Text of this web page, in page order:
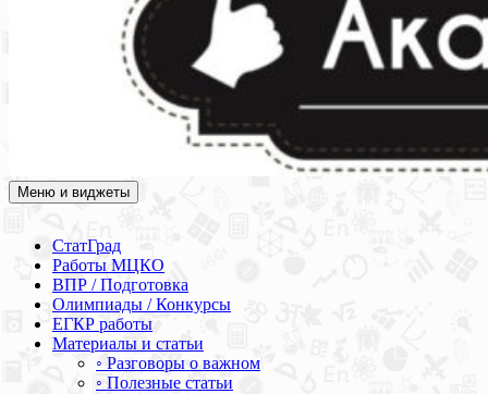
Академия СОВА
Подготовка к ЕГЭ, ОГЭ, ВПР, МЦКО, СтатГрад, КДР, ВОШ,
Меню и виджеты
СтатГрад
Работы МЦКО
ВПР / Подготовка
Олимпиады / Конкурсы
ЕГКР работы
Материалы и статьи
◦ Разговоры о важном
◦ Полезные статьи